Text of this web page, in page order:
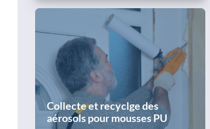
Collecte et recyclge des
aérosols pour mousses PU